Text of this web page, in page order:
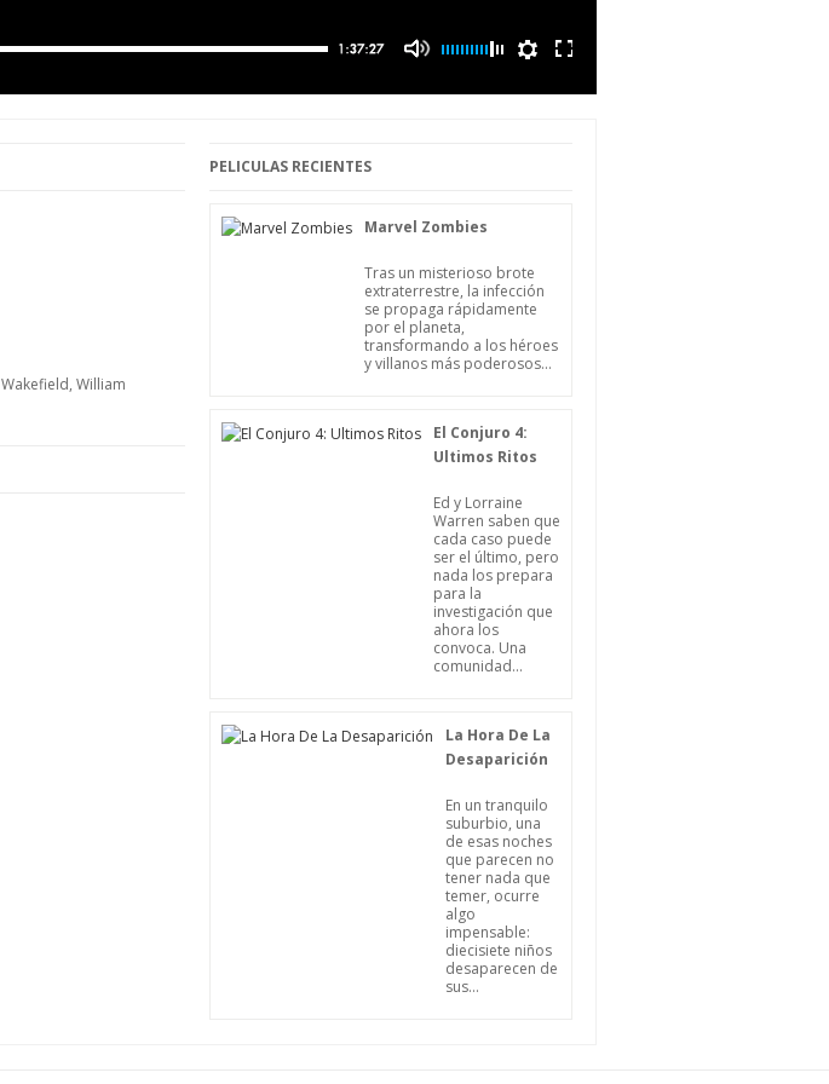
William
PELICULAS RECIENTES
Marvel Zombies
Tras un misterioso brote
extraterrestre, la infección
se propaga rápidamente
por el planeta,
transformando a los héroes
y villanos más poderosos...
El Conjuro 4:
Ultimos Ritos
Ed y Lorraine
Warren saben que
cada caso puede
ser el último, pero
nada los prepara
para la
investigación que
ahora los
convoca. Una
comunidad...
La Hora De La
Desaparición
En un tranquilo
suburbio, una
de esas noches
que parecen no
tener nada que
temer, ocurre
algo
impensable:
diecisiete niños
desaparecen de
sus...